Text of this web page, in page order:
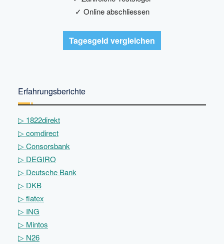
✓ Online abschliessen
Tagesgeld vergleichen
Erfahrungsberichte
▷ 1822direkt
▷comdirect
▷Consorsbank
▷ DEGIRO
▷ Deutsche Bank
▷ DKB
▷flatex
▷ ING
▷ Mintos
▷ N26